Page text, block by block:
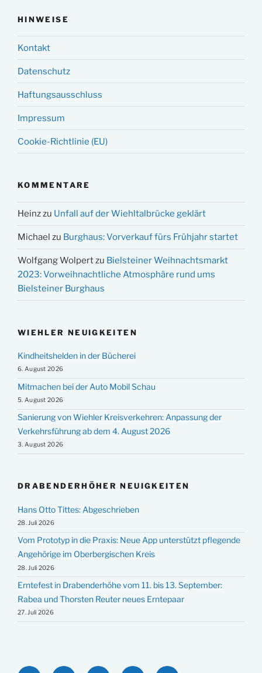
HINWEISE
Kontakt
Datenschutz
Haftungsausschluss
Impressum
Cookie-Richtlinie (EU)
KOMMENTARE
Heinzzu Unfall auf der Wiehltalbrücke geklärt
Michael zu Burghaus: Vorverkauf fürs Frühjahr startet
Wolfgang Wolpertzu Bielsteiner Weihnachtsmarkt
2023: Vorweihnachtliche Atmosphäre rund ums
Bielsteiner Burghaus
WIEHLER NEUIGKEITEN
Kindheitshelden in der Bücherei
6. August 2026
Mitmachen bei der Auto Mobil Schau
5. August 2026
Sanierung von Wiehler Kreisverkehren: Anpassung der
Verkehrsführung ab dem 4. August 2026
3. August 2026
DRABENDERHÖHER NEUIGKEITEN
Hans Otto Tittes: Abgeschrieben
28. Juli 2026
Vom Prototyp in die Praxis: Neue App unterstützt pflegende
Angehörige im Oberbergischen Kreis
28. Juli 2026
Erntefest in Drabenderhöhe vom 11. bis 13. September:
Rabea und Thorsten Reuter neues Erntepaar
27. Juli 2026